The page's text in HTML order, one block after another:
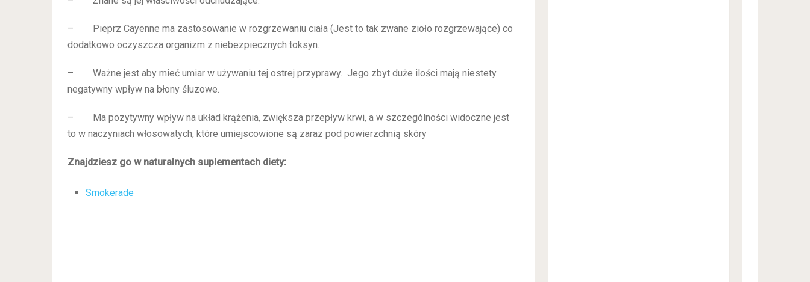
– Pieprz Cayenne ma zastosowanie w rozgrzewaniu ciała (Jest to tak zwane zioło rozgrzewające) co
dodatkowo oczyszcza organizm z niebezpiecznych toksyn.
– Ważne jest aby mieć umiar w używaniu tej ostrej przyprawy. Jego zbyt duże ilości mają niestety
negatywny wpływ na błony śluzowe.
– Ma pozytywny wpływ na układ krążenia, zwiększa przepływ krwi, a w szczególności widoczne jest
to w naczyniach włosowatych, które umiejscowione są zaraz pod powierzchnią skóry
Znajdziesz go w naturalnych suplementach diety:
Smokerade